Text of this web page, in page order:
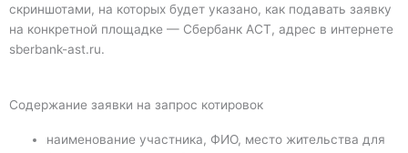
скриншотами, на которых будет указано, как подавать заявку
на конкретной площадке — Сбербанк АСТ, адрес в интернете
sberbank-ast.ru.
Содержание заявки на запрос котировок
наименование участника, ФИО, место жительства для